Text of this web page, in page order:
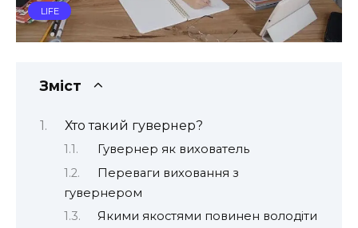
LIFE
Зміст
Хто такий гувернер?
Гувернер як вихователь
Переваги виховання з
гувернером
Якими якостями повинен володіти